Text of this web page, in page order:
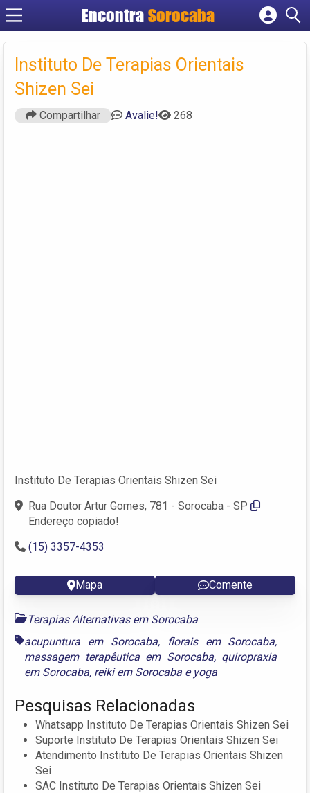
EncontraSorocaba
Cadastrar empresa
Criar conta
Instituto De Terapias Orientais
Shizen Sei
Compartilhar Avalie! 268
Instituto De Terapias Orientais Shizen Sei
Rua Doutor Artur Gomes, 781 - Sorocaba - SP
Endereço copiado!
(15) 3357-4353
Mapa Comente
Terapias Alternativas em Sorocaba
acupuntura em Sorocaba, florais em Sorocaba,
massagem terapêutica em Sorocaba, quiropraxia
em Sorocaba, reiki em Sorocaba e yoga
Pesquisas Relacionadas
Whatsapp Instituto De Terapias Orientais Shizen Sei
Suporte Instituto De Terapias Orientais Shizen Sei
Atendimento Instituto De Terapias Orientais Shizen
Sei
SAC Instituto De Terapias Orientais Shizen Sei